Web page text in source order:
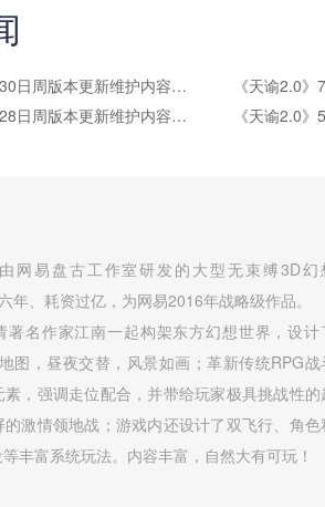
《天谕2.0》7月30日周版本更新维护内容公告
《天谕2.0》5月28日周版本更新维护内容公告
网易盘古工作室研发的大型无束缚3D幻
年、耗资过亿，为网易2016年战略级作品。
著名作家江南一起构架东方幻想世界，设计
图，昼夜交替，风景如画；革新传统RPG战
，强调走位配合，并带给玩家极具挑战性的
激情领地战；游戏内还设计了双飞行、角色
丰富系统玩法。内容丰富，自然大有可玩！